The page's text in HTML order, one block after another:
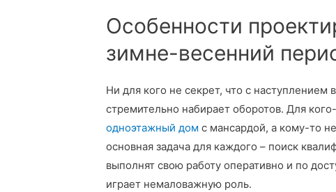
Особенности
зимне-весенний
Ни для кого не секрет, что с наступлением
стремительно набирает оборотов. Для
одноэтажный дом с мансардой, а кому-то
основная задача для каждого – поиск
выполнят свою работу оперативно и по
играет немаловажную роль.